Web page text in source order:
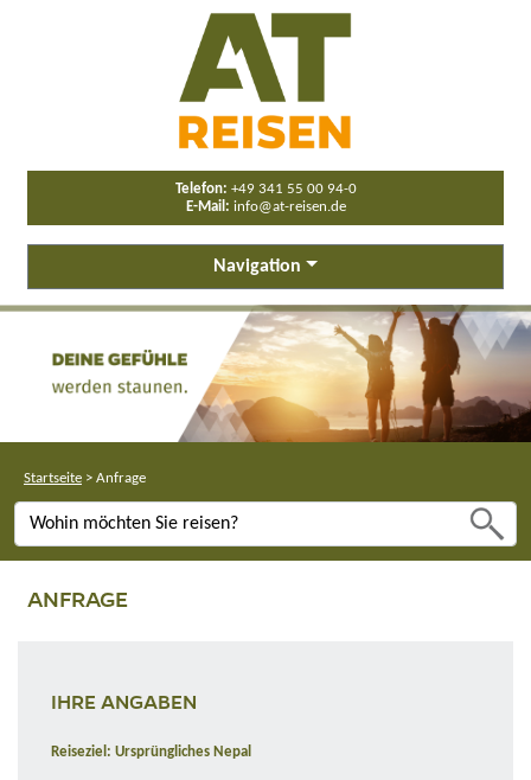
Telefon: +49 341 55 00 94-0
E-Mail: info@at-reisen.de
Navigation
Startseite > Anfrage
ANFRAGE
IHRE ANGABEN
Reiseziel: Ursprüngliches Nepal